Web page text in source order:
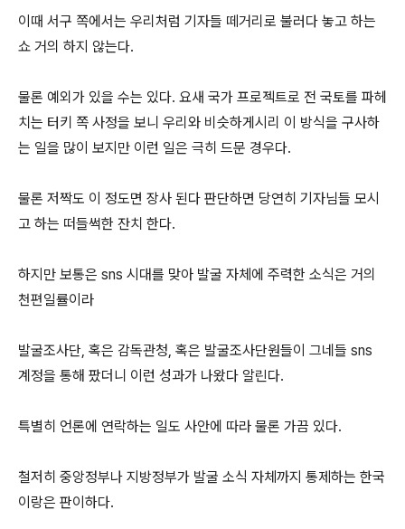
이때 서구 쪽에서는 우리처럼 기자들 떼거리로 불러다 놓고 하는
쇼 거의 하지 않는다.
물론 예외가 있을 수는 있다. 요새 국가 프로젝트로 전 국토를 파헤
치는 터키 쪽 사정을 보니 우리와 비슷하게시리 이 방식을 구사하
는 일을 많이 보지만 이런 일은 극히 드문 경우다.
물론 저짝도 이 정도면 장사 된다 판단하면 당연히 기자님들 모시
고 하는 떠들썩한 잔치 한다.
하지만 보통은 sns 시대를 맞아 발굴 자체에 주력한 소식은 거의
천편일률이라
발굴조사단, 혹은 감독관청, 혹은 발굴조사단원들이 그네들 sns
계정을 통해 팠더니 이런 성과가 나왔다 알린다.
특별히 언론에 연락하는 일도 사안에 따라 물론 가끔 있다.
철저히 중앙정부나 지방정부가 발굴 소식 자체까지 통제하는 한국
이랑은 판이하다.